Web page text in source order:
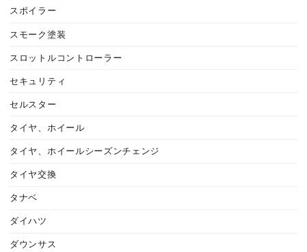
スポイラー
スモーク塗装
スロットルコントローラー
セキュリティ
セルスター
タイヤ、ホイール
タイヤ、ホイールシーズンチェンジ
タイヤ交換
タナベ
ダイハツ
ダウンサス